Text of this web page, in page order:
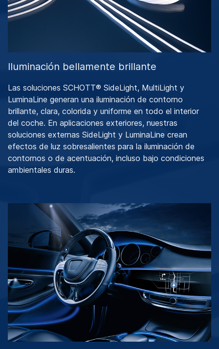
Iluminación bellamente brillante
Las soluciones SCHOTT® SideLight, MultiLight y
LuminaLine generan una iluminación de contorno
brillante, clara, colorida y uniforme en todo el interior
del coche. En aplicaciones exteriores, nuestras
soluciones externas SideLight y LuminaLine crean
efectos de luz sobresalientes para la iluminación de
contornos o de acentuación, incluso bajo condiciones
ambientales duras.